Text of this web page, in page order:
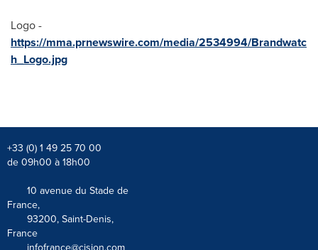
Logo -
https://mma.prnewswire.com/media/2534994/Brandwatc
h_Logo.jpg
+33 (0) 1 49 25 70 00
de 09h00 à 18h00
10 avenue du Stade de
France,
93200, Saint-Denis,
France